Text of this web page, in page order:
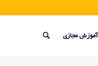
آموزش مجازی